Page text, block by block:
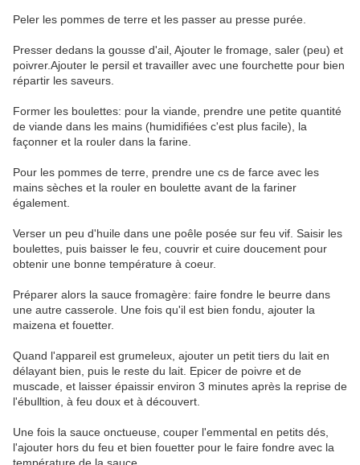
Peler les pommes de terre et les passer au presse purée.
Presser dedans la gousse d'ail, Ajouter le fromage, saler (peu) et
poivrer.Ajouter le persil et travailler avec une fourchette pour bien
répartir les saveurs.
Former les boulettes: pour la viande, prendre une petite quantité
de viande dans les mains (humidifiées c'est plus facile), la
façonner et la rouler dans la farine.
Pour les pommes de terre, prendre une cs de farce avec les
mains sèches et la rouler en boulette avant de la fariner
également.
Verser un peu d'huile dans une poêle posée sur feu vif. Saisir les
boulettes, puis baisser le feu, couvrir et cuire doucement pour
obtenir une bonne température à coeur.
Préparer alors la sauce fromagère: faire fondre le beurre dans
une autre casserole. Une fois qu'il est bien fondu, ajouter la
maizena et fouetter.
Quand l'appareil est grumeleux, ajouter un petit tiers du lait en
délayant bien, puis le reste du lait. Epicer de poivre et de
muscade, et laisser épaissir environ 3 minutes après la reprise de
l'ébulltion, à feu doux et à découvert.
Une fois la sauce onctueuse, couper l'emmental en petits dés,
l'ajouter hors du feu et bien fouetter pour le faire fondre avec la